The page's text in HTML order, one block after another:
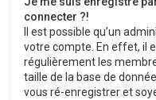
connecter ?!
Il est possible qu’un
votre compte. En effet, il
régulièrement les
taille de la base de
vous ré-enregistrer et